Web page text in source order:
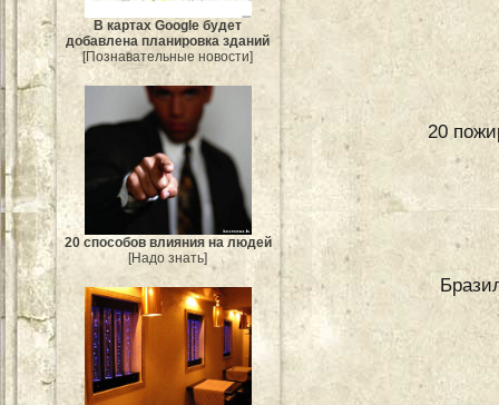
В картах Google будет
добавлена планировка зданий
[Познавательные новости]
20 способов влияния на людей
[Надо знать]
20